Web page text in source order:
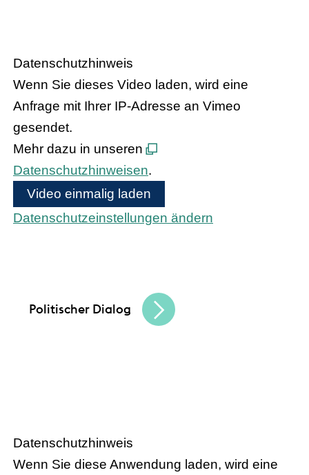
Datenschutzhinweis
Wenn Sie dieses Video laden, wird eine
Anfrage mit Ihrer IP-Adresse an Vimeo
gesendet.
Mehr dazu in unseren
Datenschutzhinweisen.
Video einmalig laden
Datenschutzeinstellungen ändern
Politischer Dialog
Datenschutzhinweis
Wenn Sie diese Anwendung laden, wird eine